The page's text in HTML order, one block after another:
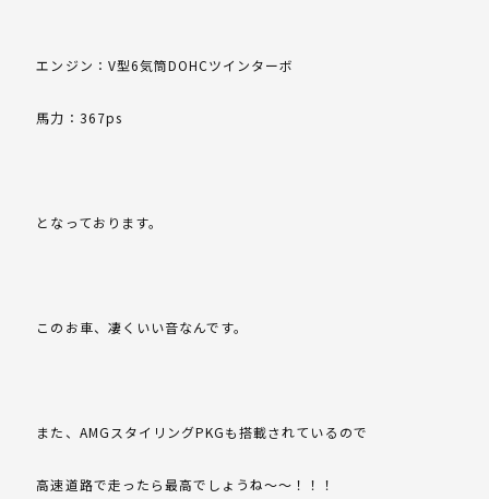
エンジン：V型6気筒DOHCツインターボ
馬力：367ps
となっております。
このお車、凄くいい音なんです。
また、AMGスタイリングPKGも搭載されているので
高速道路で走ったら最高でしょうね～～！！！